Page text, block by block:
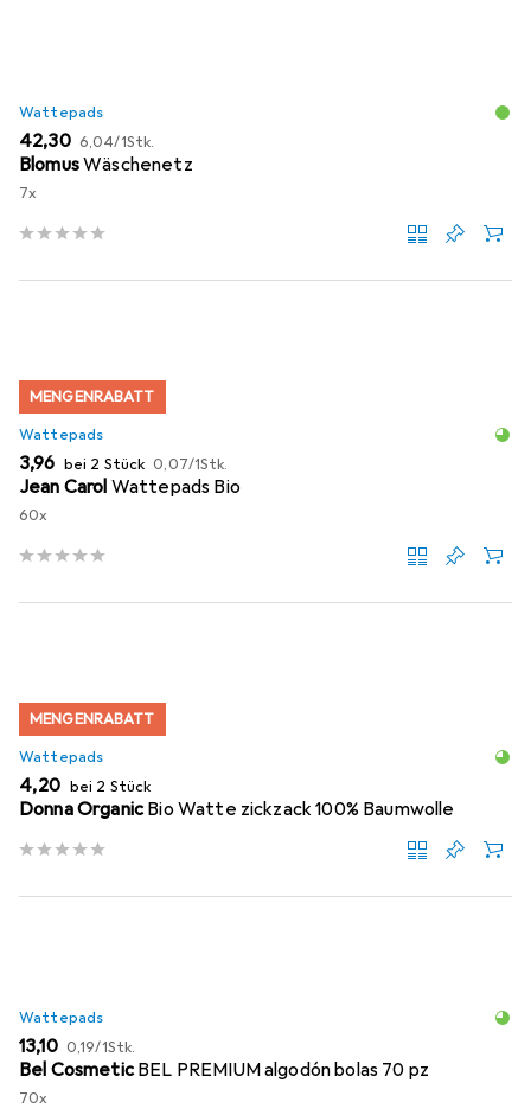
Wattepads
EUR
42,30 EUR
6,04/1Stk.
BlomusWäschenetz
7x
MENGENRABATT
Wattepads
EUR
3,96 bei 2 Stück EUR
0,07/1Stk.
Jean Carol Wattepads Bio
60x
MENGENRABATT
Wattepads
EUR
4,20 bei 2 Stück
Donna OrganicBio Watte zickzack 100% Baumwolle
Wattepads
EUR
13,10 EUR
0,19/1Stk.
Bel Cosmetic BEL PREMIUM algodón bolas 70 pz
70x